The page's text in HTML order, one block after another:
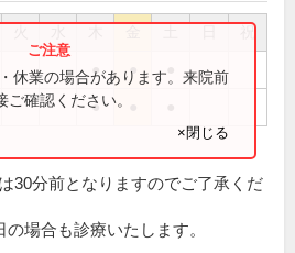
祝
● ●
●
休業の場合があります。来院前
確認ください。
×閉じる
30分前となりますのでご了承くだ
場合も診療いたします。